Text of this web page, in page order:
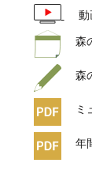
動
森
森
ミ
年